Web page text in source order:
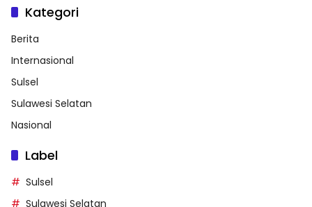
Kategori
Berita
Internasional
Sulsel
Sulawesi Selatan
Nasional
Label
Sulsel
Sulawesi Selatan